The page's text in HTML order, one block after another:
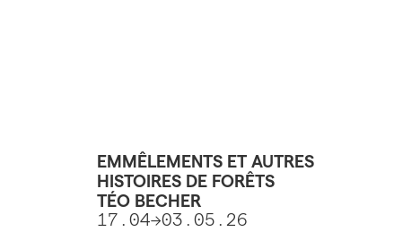
EMMÊLEMENTS ET AUTRES
HISTOIRES DE FORÊTS
TÉO BECHER
17.04->03.05.26